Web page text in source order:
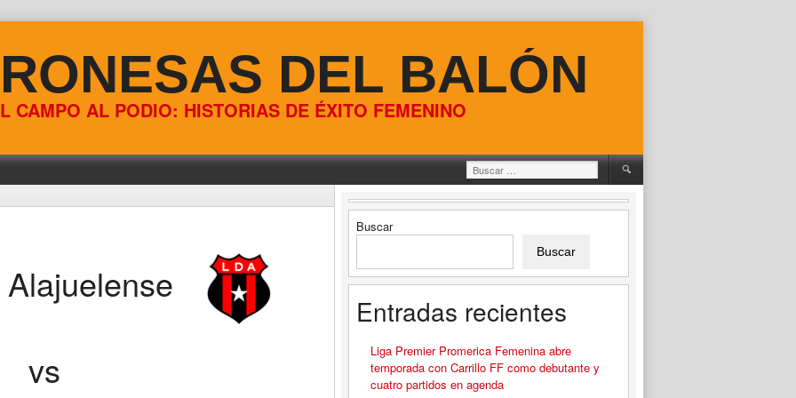
DEL BALÓN
CAMPO AL PODIO: HISTORIAS DE ÉXITO FEMENINO
Buscar:
vs
Buscar
Buscar
Entradas recientes
Liga Premier Promerica Femenina abre
temporada con Carrillo FF como debutante y
cuatro partidos en agenda